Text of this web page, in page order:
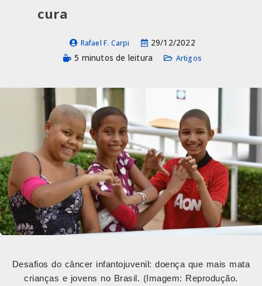
cura
Rafael F. Carpi
29/12/2022
5 minutos de leitura
Artigos
Desafios do câncer infantojuvenil: doença que mais mata
crianças e jovens no Brasil. (Imagem: Reprodução.